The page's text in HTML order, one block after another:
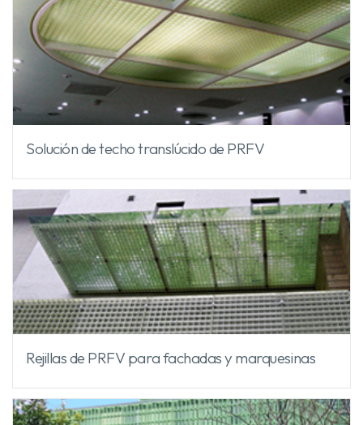
Solución de techo translúcido de PRFV
Rejillas de PRFV para fachadas y marquesinas